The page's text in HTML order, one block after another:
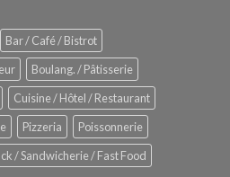
Bar / Café / Bistrot
Boulang. / Pâtisserie
Cuisine / Hôtel / Restaurant
Pizzeria
Poissonnerie
/ Sandwicherie / Fast Food